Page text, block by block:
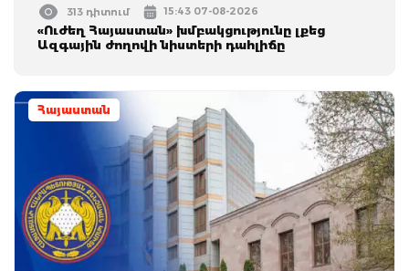
313 դիտում 15:43 07-08-2026
«Ուժեղ Հայաստան» խմբակցությունը լքեց
Ազգային ժողովի նիստերի դահլիճը
Հայաստան